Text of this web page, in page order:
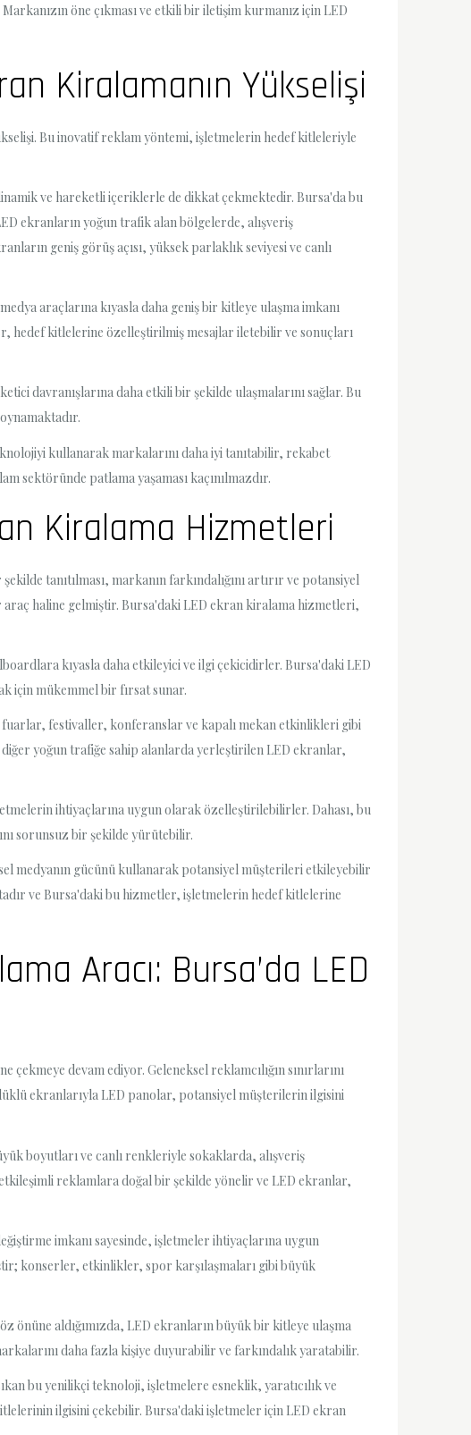
öne çıkması ve etkili bir iletişim kurmanız için LED
Kiralamanın Yükselişi
Bu inovatif reklam yöntemi, işletmelerin hedef kitleleriyle
ve hareketli içeriklerle de dikkat çekmektedir. Bursa'da bu
ekranların yoğun trafik alan bölgelerde, alışveriş
geniş görüş açısı, yüksek parlaklık seviyesi ve canlı
araçlarına kıyasla daha geniş bir kitleye ulaşma imkanı
hedef kitlelerine özelleştirilmiş mesajlar iletebilir ve sonuçları
davranışlarına daha etkili bir şekilde ulaşmalarını sağlar. Bu
kullanarak markalarını daha iyi tanıtabilir, rekabet
sektöründe patlama yaşaması kaçınılmazdır.
Kiralama Hizmetleri
tanıtılması, markanın farkındalığını artırır ve potansiyel
haline gelmiştir. Bursa'daki LED ekran kiralama hizmetleri,
kıyasla daha etkileyici ve ilgi çekicidirler. Bursa'daki LED
için mükemmel bir fırsat sunar.
festivaller, konferanslar ve kapalı mekan etkinlikleri gibi
yoğun trafiğe sahip alanlarda yerleştirilen LED ekranlar,
ihtiyaçlarına uygun olarak özelleştirilebilirler. Dahası, bu
sorunsuz bir şekilde yürütebilir.
medyanın gücünü kullanarak potansiyel müşterileri etkileyebilir
ve Bursa'daki bu hizmetler, işletmelerin hedef kitlelerine
Aracı: Bursa’da LED
devam ediyor. Geleneksel reklamcılığın sınırlarını
ekranlarıyla LED panolar, potansiyel müşterilerin ilgisini
boyutları ve canlı renkleriyle sokaklarda, alışveriş
reklamlara doğal bir şekilde yönelir ve LED ekranlar,
imkanı sayesinde, işletmeler ihtiyaçlarına uygun
konserler, etkinlikler, spor karşılaşmaları gibi büyük
önüne aldığımızda, LED ekranların büyük bir kitleye ulaşma
daha fazla kişiye duyurabilir ve farkındalık yaratabilir.
bu yenilikçi teknoloji, işletmelere esneklik, yaratıcılık ve
ilgisini çekebilir. Bursa'daki işletmeler için LED ekran